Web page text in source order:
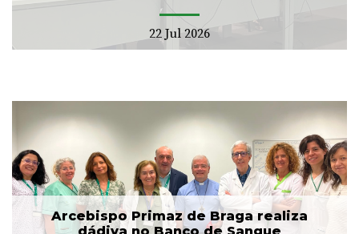
22 Jul 2026
Arcebispo Primaz de Braga realiza